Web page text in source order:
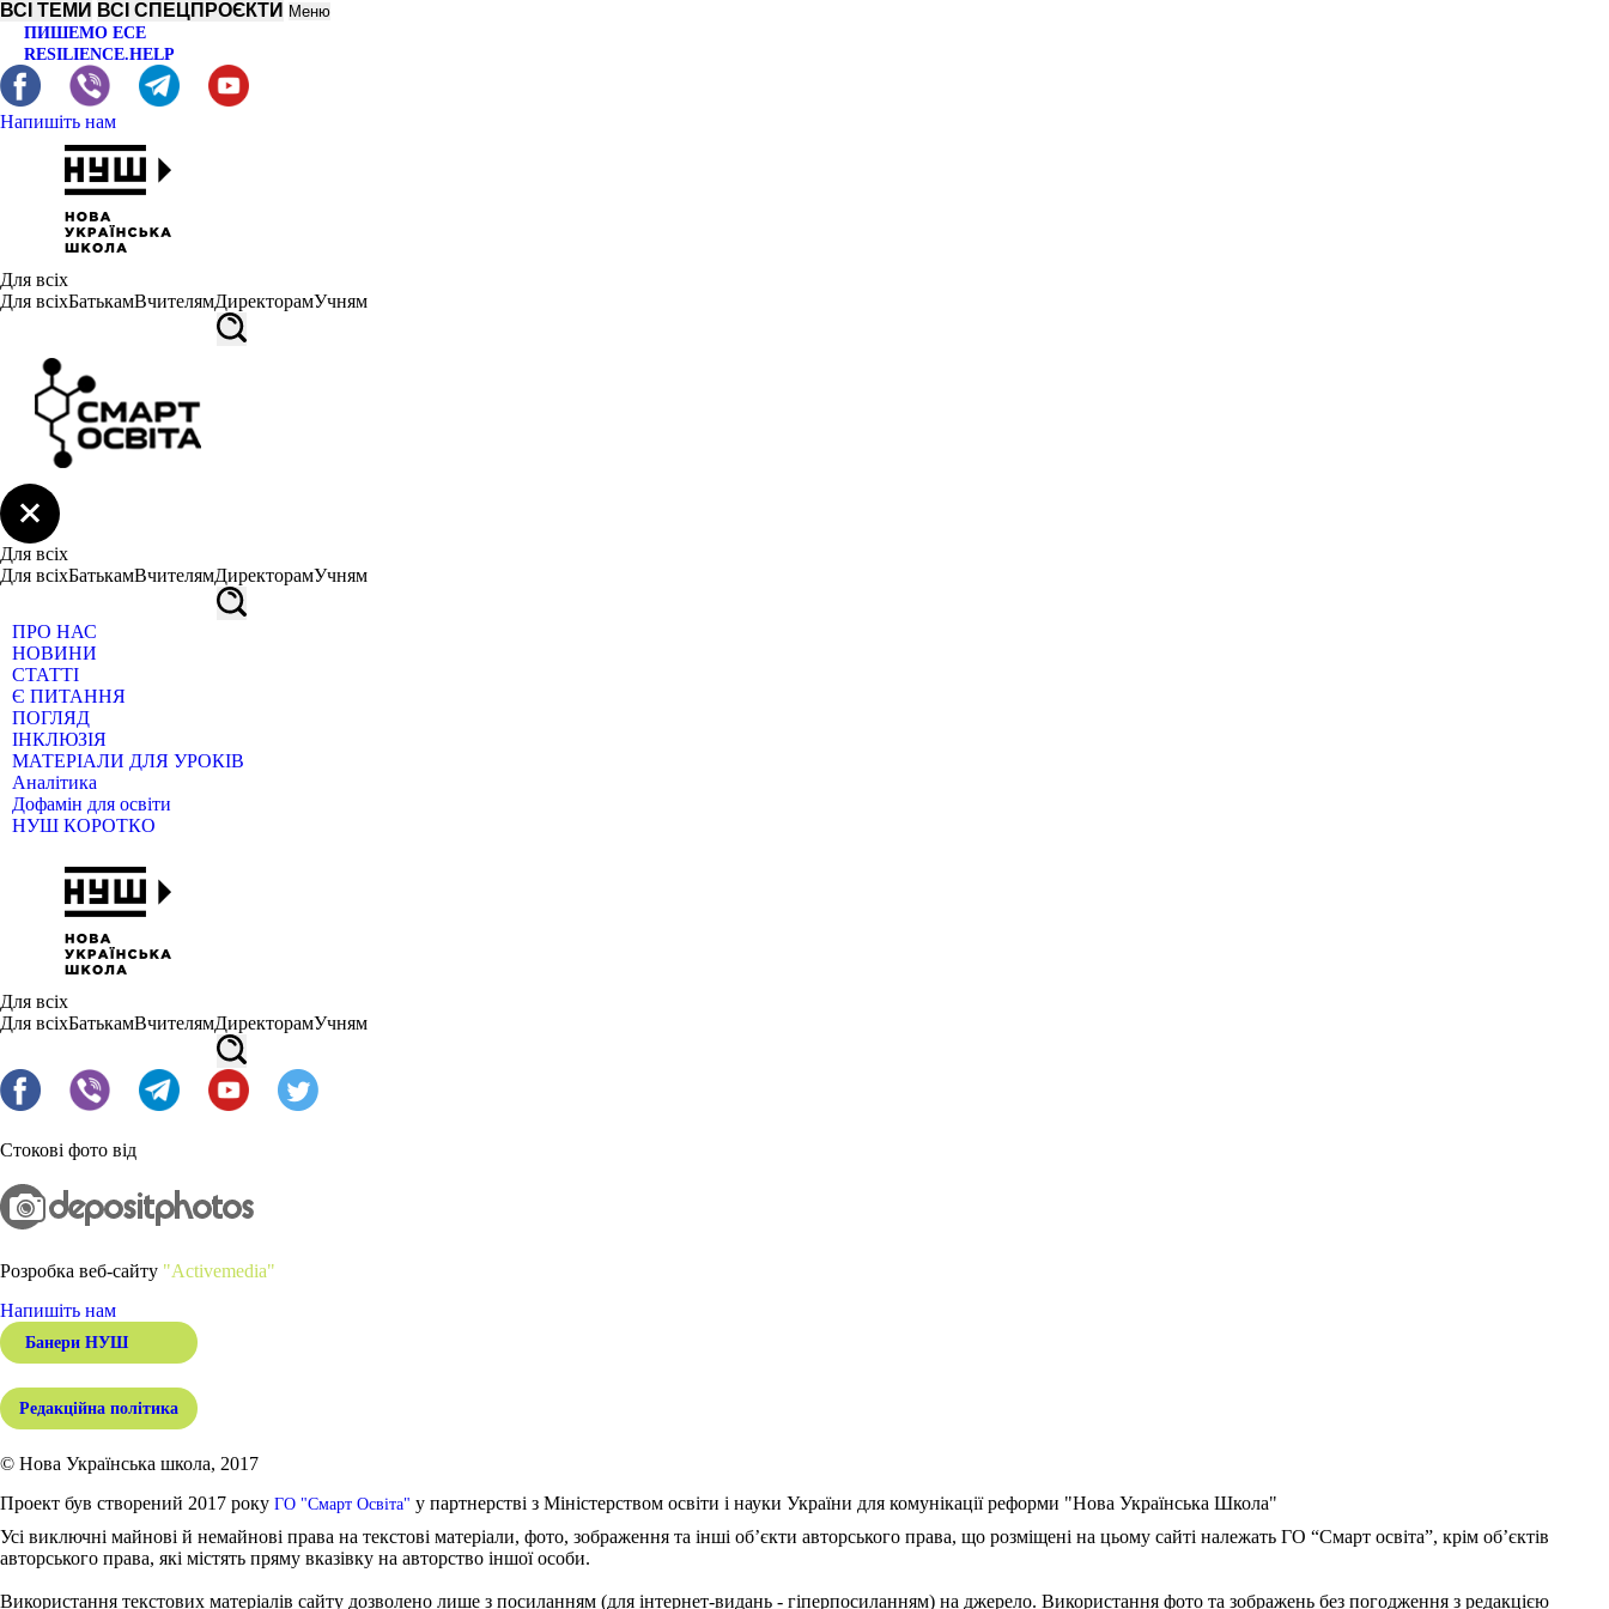
ВСІ ТЕМИ ВСІ СПЕЦПРОЄКТИ Меню
ПИШЕМО ЕСЕ
RESILIENCE.HELP
Напишіть нам
Для всіх
Для всіхБатькамВчителямДиректорамУчням
Для всіх
Для всіхБатькамВчителямДиректорамУчням
ПРО НАС
НОВИНИ
СТАТТІ
Є ПИТАННЯ
ПОГЛЯД
ІНКЛЮЗІЯ
МАТЕРІАЛИ ДЛЯ УРОКІВ
Аналітика
Дофамін для освіти
НУШ КОРОТКО
Для всіх
Для всіхБатькамВчителямДиректорамУчням
Стокові фото від
Розробка веб-сайту "Activemedia"
Напишіть нам
Банери НУШ
Редакційна політика
© Нова Українська школа, 2017
Проект був створений 2017 року ГО "Смарт Освіта" у партнерстві з Міністерством освіти і науки України для комунікації реформи "Нова Українська Школа"
Усі виключні майнові й немайнові права на текстові матеріали, фото, зображення та інші об’єкти авторського права, що розміщені на цьому сайті належать ГО “Смарт освіта”, крім об’єктів
авторського права, які містять пряму вказівку на авторство іншої особи.
Використання текстових матеріалів сайту дозволено лише з посиланням (для інтернет-видань - гіперпосиланням) на джерело. Використання фото та зображень без погодження з редакцією